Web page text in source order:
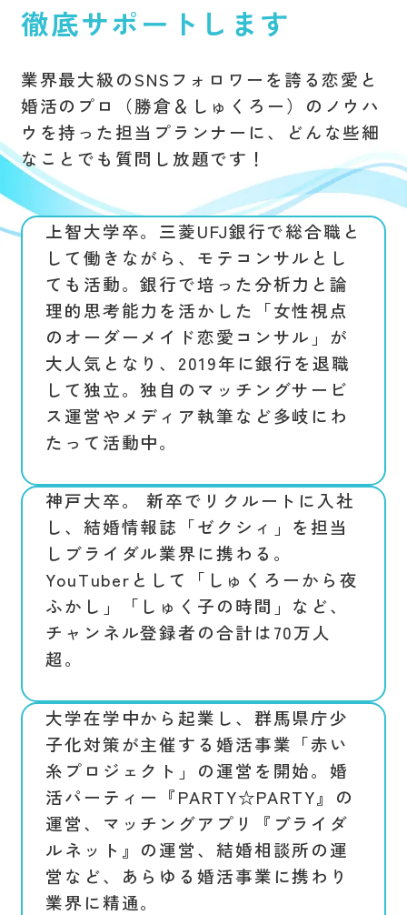
徹底サポートします
業界最大級のSNSフォロワーを誇る 恋愛と
婚活のプロ（勝倉＆しゅくろー）のノウハ
ウを持った担当プランナーに、どんな些細
なことでも質問し放題です！
上智大学卒。三菱UFJ銀行で総合職と
して働きながら、モテコンサルとし
ても活動。銀行で培った分析力と論
理的思考能力を活かした「女性視点
のオーダーメイド恋愛コンサル」が
大人気となり、2019年に銀行を退職
して独立。独自のマッチングサービ
ス運営やメディア執筆など多岐にわ
たって活動中。
神戸大卒。 新卒でリクルートに入社
し、結婚情報誌「ゼクシィ」を担当
しブライダル業界に携わる。
YouTuberとして「しゅくろーから夜
ふかし」「しゅく子の時間」など、
チャンネル登録者の合計は70万人
超。
大学在学中から起業し、群馬県庁少
子化対策が主催する婚活事業「赤い
糸プロジェクト」の運営を開始。婚
活パーティー『PARTY☆PARTY』の
運営、マッチングアプリ『ブライダ
ルネット』の運営、結婚相談所の運
営など、あらゆる婚活事業に携わり
業界に精通。